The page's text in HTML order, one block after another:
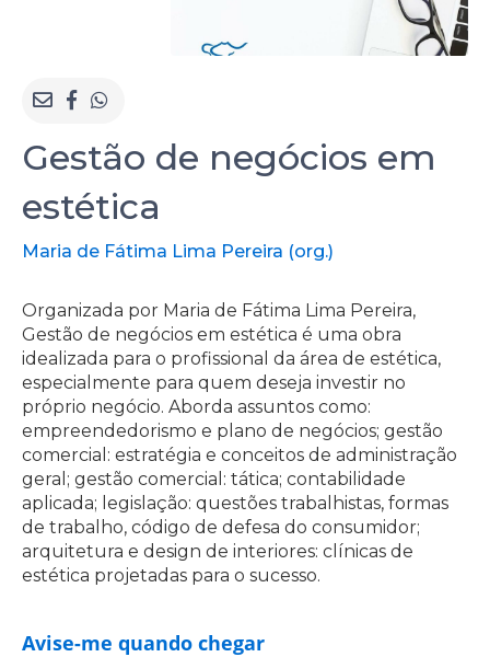
Gestão de negócios em
estética
Maria de Fátima Lima Pereira (org.)
Organizada por Maria de Fátima Lima Pereira,
Gestão de negócios em estética é uma obra
idealizada para o profissional da área de estética,
especialmente para quem deseja investir no
próprio negócio. Aborda assuntos como:
empreendedorismo e plano de negócios; gestão
comercial: estratégia e conceitos de administração
geral; gestão comercial: tática; contabilidade
aplicada; legislação: questões trabalhistas, formas
de trabalho, código de defesa do consumidor;
arquitetura e design de interiores: clínicas de
estética projetadas para o sucesso.
Avise-me quando chegar